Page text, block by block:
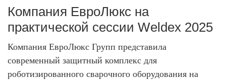
Компания ЕвроЛюкс на
практической сессии Weldex 2025
Компания ЕвроЛюкс Групп представила
современный защитный комплекс для
роботизированного сварочного оборудования на